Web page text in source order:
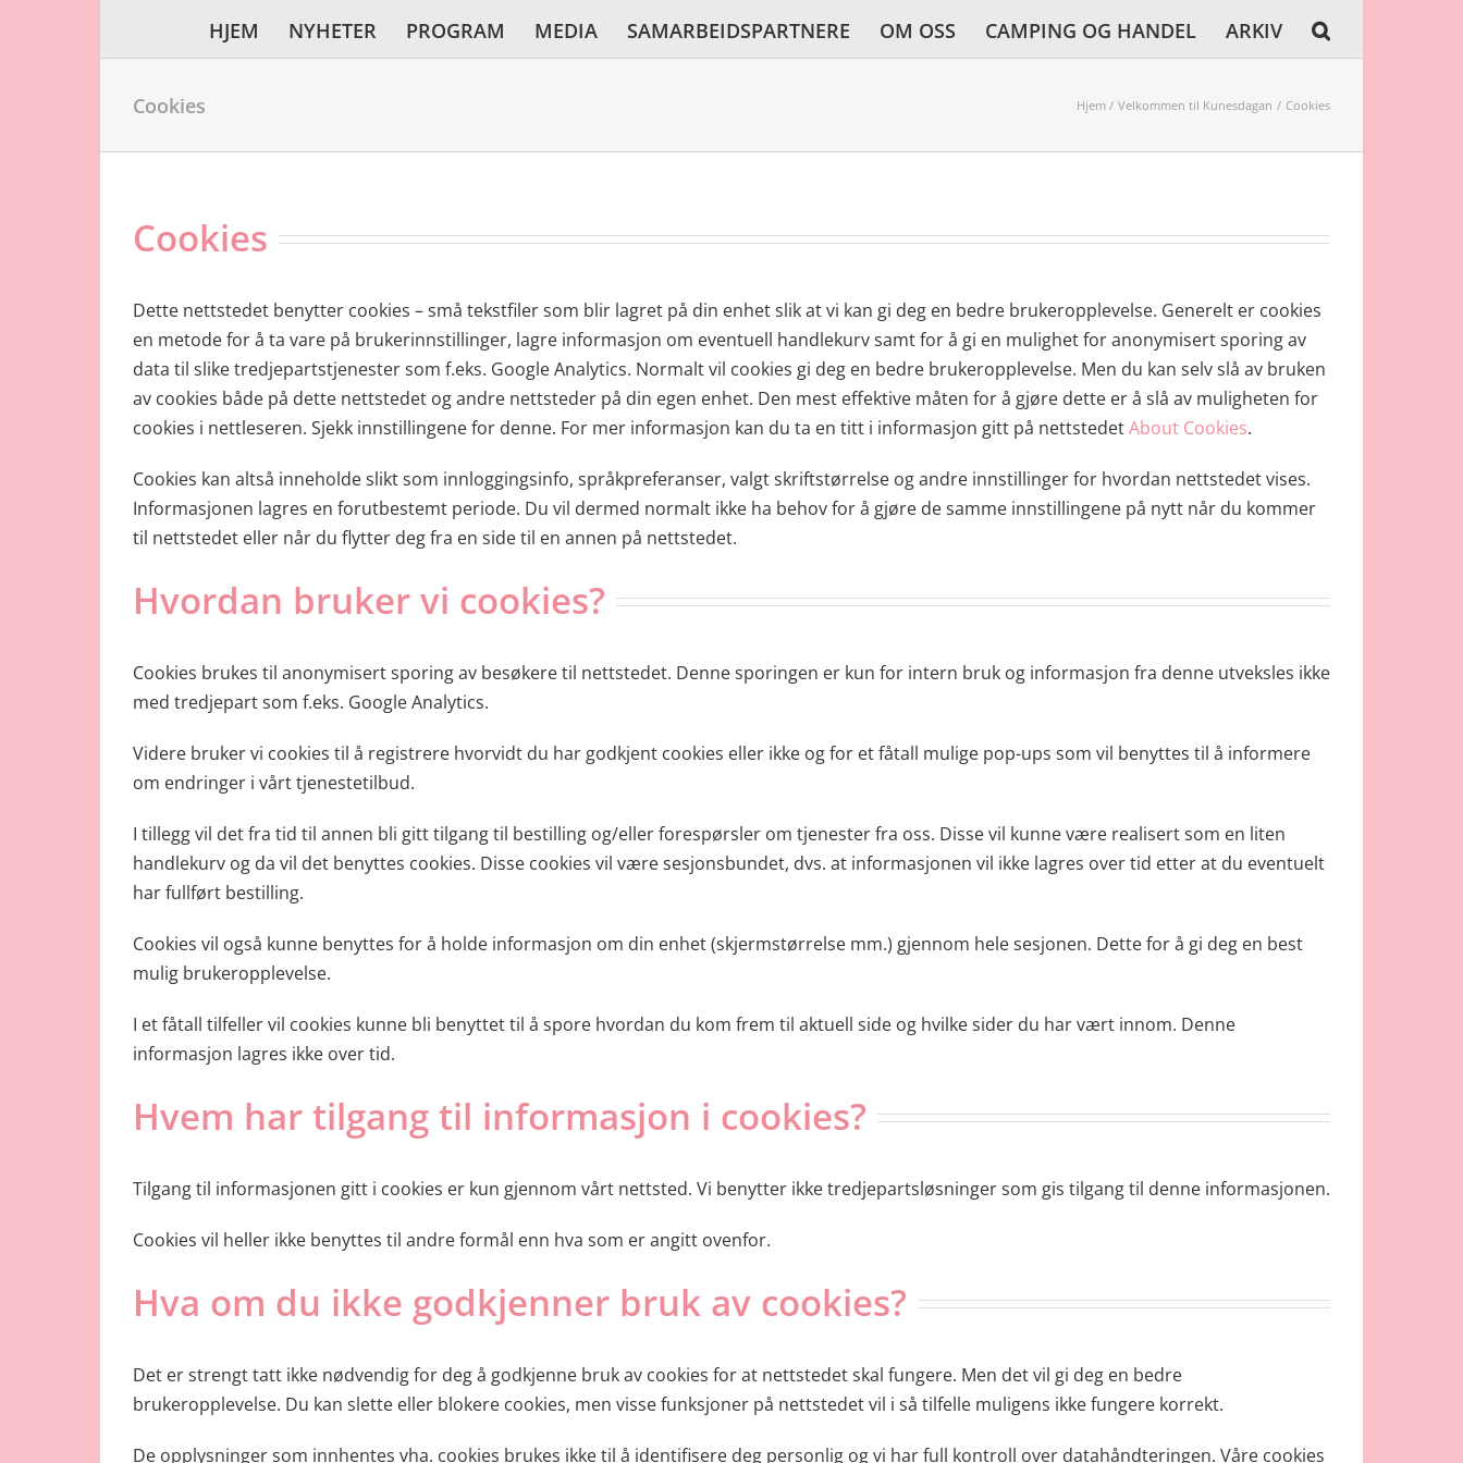
HJEM NYHETER PROGRAM MEDIA SAMARBEIDSPARTNERE OM OSS CAMPING OG HANDEL ARKIV
Cookies Hjem Velkommen til Kunesdagan Cookies
Cookies
Dette nettstedet benytter cookies – små tekstfiler som blir lagret på din enhet slik at vi kan gi deg en bedre brukeropplevelse. Generelt er cookies
en metode for å ta vare på brukerinnstillinger, lagre informasjon om eventuell handlekurv samt for å gi en mulighet for anonymisert sporing av
data til slike tredjepartstjenester som f.eks. Google Analytics. Normalt vil cookies gi deg en bedre brukeropplevelse. Men du kan selv slå av bruken
av cookies både på dette nettstedet og andre nettsteder på din egen enhet. Den mest effektive måten for å gjøre dette er å slå av muligheten for
cookies i nettleseren. Sjekk innstillingene for denne. For mer informasjon kan du ta en titt i informasjon gitt på nettstedetAbout Cookies.
Cookies kan altså inneholde slikt som innloggingsinfo, språkpreferanser, valgt skriftstørrelse og andre innstillinger for hvordan nettstedet vises.
Informasjonen lagres en forutbestemt periode. Du vil dermed normalt ikke ha behov for å gjøre de samme innstillingene på nytt når du kommer
til nettstedet eller når du flytter deg fra en side til en annen på nettstedet.
Hvordan bruker vi cookies?
Cookies brukes til anonymisert sporing av besøkere til nettstedet. Denne sporingen er kun for intern bruk og informasjon fra denne utveksles ikke
med tredjepart som f.eks. Google Analytics.
Videre bruker vi cookies til å registrere hvorvidt du har godkjent cookies eller ikke og for et fåtall mulige pop-ups som vil benyttes til å informere
om endringer i vårt tjenestetilbud.
I tillegg vil det fra tid til annen bli gitt tilgang til bestilling og/eller forespørsler om tjenester fra oss. Disse vil kunne være realisert som en liten
handlekurv og da vil det benyttes cookies. Disse cookies vil være sesjonsbundet, dvs. at informasjonen vil ikke lagres over tid etter at du eventuelt
har fullført bestilling.
Cookies vil også kunne benyttes for å holde informasjon om din enhet (skjermstørrelse mm.) gjennom hele sesjonen. Dette for å gi deg en best
mulig brukeropplevelse.
I et fåtall tilfeller vil cookies kunne bli benyttet til å spore hvordan du kom frem til aktuell side og hvilke sider du har vært innom. Denne
informasjon lagres ikke over tid.
Hvem har tilgang til informasjon i cookies?
Tilgang til informasjonen gitt i cookies er kun gjennom vårt nettsted. Vi benytter ikke tredjepartsløsninger som gis tilgang til denne informasjonen.
Cookies vil heller ikke benyttes til andre formål enn hva som er angitt ovenfor.
Hva om du ikke godkjenner bruk av cookies?
Det er strengt tatt ikke nødvendig for deg å godkjenne bruk av cookies for at nettstedet skal fungere. Men det vil gi deg en bedre
brukeropplevelse. Du kan slette eller blokere cookies, men visse funksjoner på nettstedet vil i så tilfelle muligens ikke fungere korrekt.
De opplysninger som innhentes vha. cookies brukes ikke til å identifisere deg personlig og vi har full kontroll over datahåndteringen. Våre cookies